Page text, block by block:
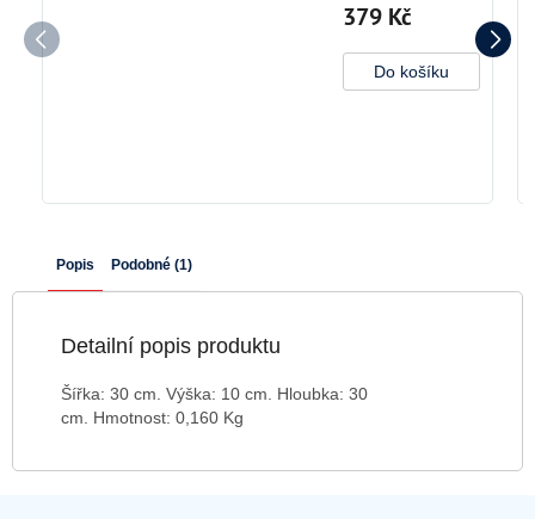
379 Kč
Do košíku
Popis Podobné (1)
Detailní popis produktu
Šířka: 30 cm. Výška: 10 cm. Hloubka: 30
cm. Hmotnost: 0,160 Kg